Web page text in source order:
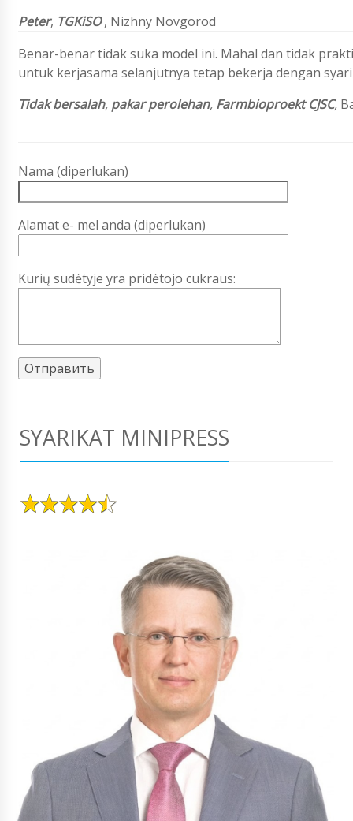
Peter, TGKiSO , Nizhny Novgorod
Benar-benar tidak suka model ini. Mahal dan tidak
untuk kerjasama selanjutnya tetap bekerja dengan
Tidak bersalah, pakar perolehan, Farmbioproekt CJSC,
Nama (diperlukan)
Alamat e- mel anda (diperlukan)
Kurių sudėtyje yra pridėtojo cukraus:
SYARIKAT MINIPRESS